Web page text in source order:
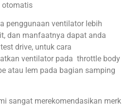
otomatis
penggunaan ventilator lebih
dan manfaatnya dapat anda
drive, untuk cara
ventilator pada throttle body
atau lem pada bagian samping
sangat merekomendasikan merk